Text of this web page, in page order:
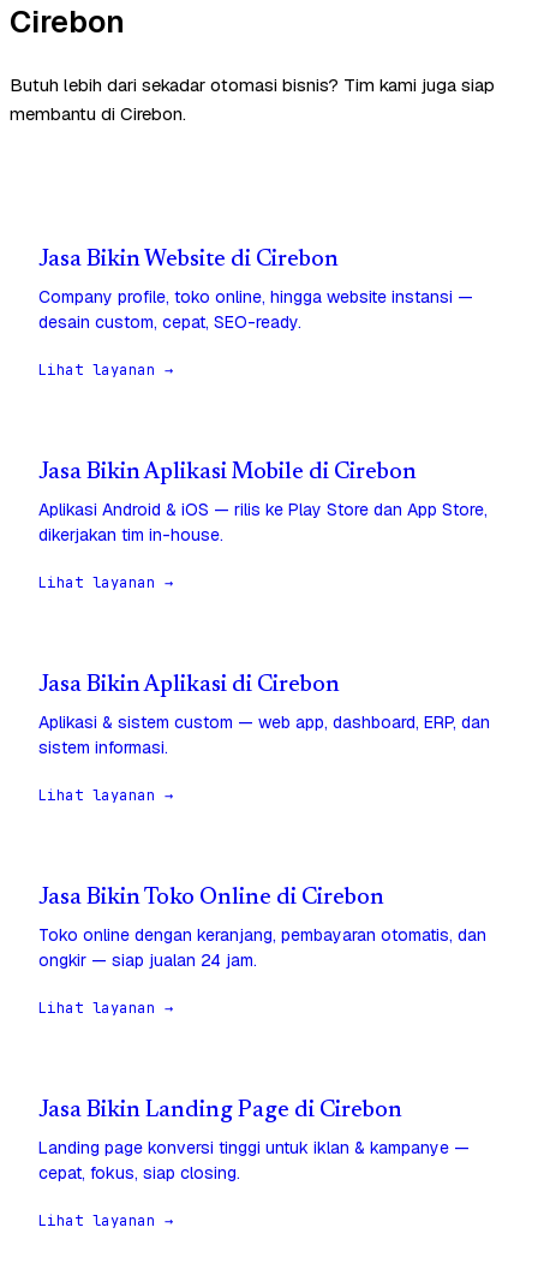
Cirebon
Butuh lebih dari sekadar otomasi bisnis? Tim kami juga siap
membantu di Cirebon.
Jasa Bikin Website di Cirebon
Company profile, toko online, hingga website instansi —
desain custom, cepat, SEO-ready.
Lihat layanan →
Jasa Bikin Aplikasi Mobile di Cirebon
Aplikasi Android & iOS — rilis ke Play Store dan App Store,
dikerjakan tim in-house.
Lihat layanan →
Jasa Bikin Aplikasi di Cirebon
Aplikasi & sistem custom — web app, dashboard, ERP, dan
sistem informasi.
Lihat layanan →
Jasa Bikin Toko Online di Cirebon
Toko online dengan keranjang, pembayaran otomatis, dan
ongkir — siap jualan 24 jam.
Lihat layanan →
Jasa Bikin Landing Page di Cirebon
Landing page konversi tinggi untuk iklan & kampanye —
cepat, fokus, siap closing.
Lihat layanan →